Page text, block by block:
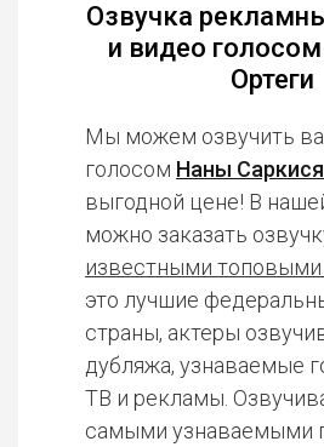
Озвучка
и видео
Ортеги
Мы можем озвучить
голосом Наны
выгодной цене! В
можно заказать
известными
это лучшие
страны, актеры
дубляжа, узнаваемые
ТВ и рекламы.
самыми узнаваемыми